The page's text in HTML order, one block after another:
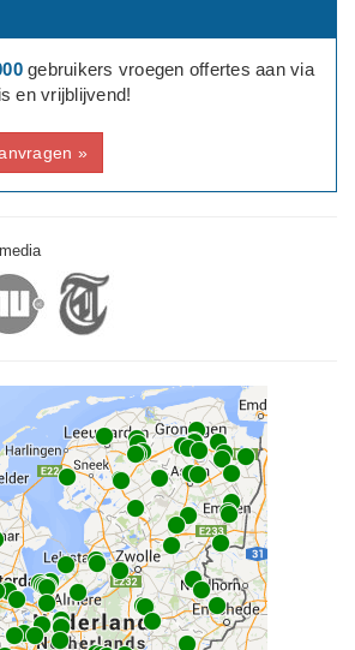
gebruikers vroegen offertes aan via
en vrijblijvend!
»